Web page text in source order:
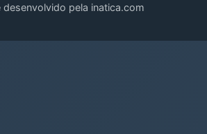
desenvolvido pela inatica.com